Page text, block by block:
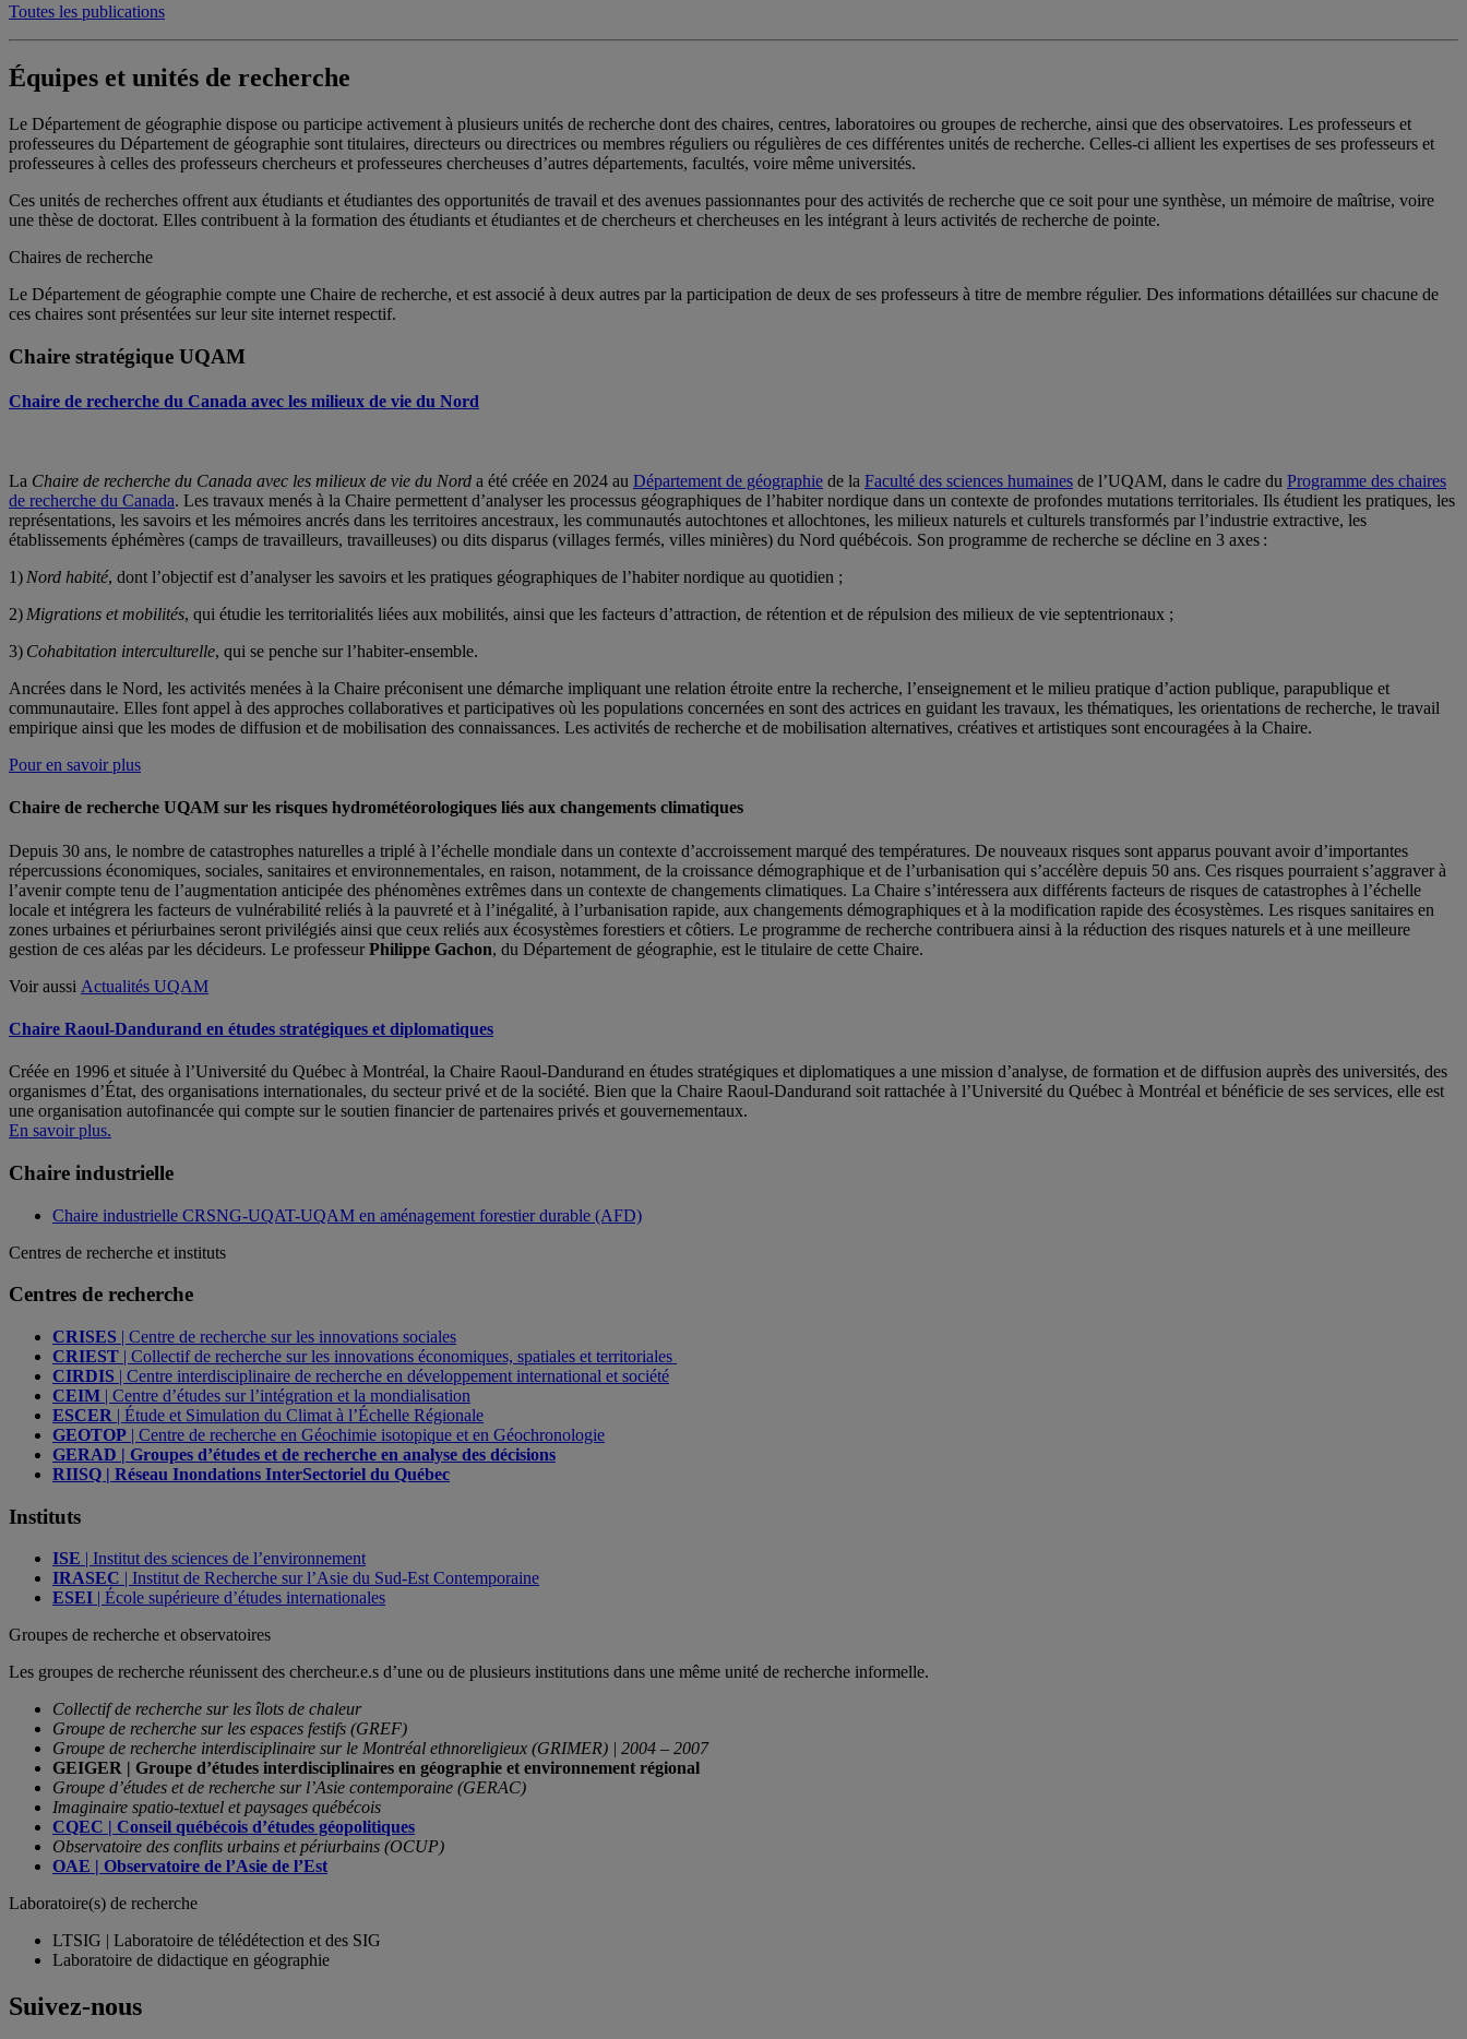
Toutes les publications
Équipes et unités de recherche
Le Département de géographie dispose ou participe activement à plusieurs unités de recherche dont des chaires, centres, laboratoires ou groupes de recherche, ainsi que des observatoires. Les professeurs et
professeures du Département de géographie sont titulaires, directeurs ou directrices ou membres réguliers ou régulières de ces différentes unités de recherche. Celles-ci allient les expertises de ses professeurs et
professeures à celles des professeurs chercheurs et professeures chercheuses d’autres départements, facultés, voire même universités.
Ces unités de recherches offrent aux étudiants et étudiantes des opportunités de travail et des avenues passionnantes pour des activités de recherche que ce soit pour une synthèse, un mémoire de maîtrise, voire
une thèse de doctorat. Elles contribuent à la formation des étudiants et étudiantes et de chercheurs et chercheuses en les intégrant à leurs activités de recherche de pointe.
Chaires de recherche
Le Département de géographie compte une Chaire de recherche, et est associé à deux autres par la participation de deux de ses professeurs à titre de membre régulier. Des informations détaillées sur chacune de
ces chaires sont présentées sur leur site internet respectif.
Chaire stratégique UQAM
Chaire de recherche du Canada avec les milieux de vie du Nord
La Chaire de recherche du Canada avec les milieux de vie du Nord a été créée en 2024 au Département de géographie de la Faculté des sciences humaines de l’UQAM, dans le cadre du Programme des chaires
de recherche du Canada. Les travaux menés à la Chaire permettent d’analyser les processus géographiques de l’habiter nordique dans un contexte de profondes mutations territoriales. Ils étudient les pratiques, les
représentations, les savoirs et les mémoires ancrés dans les territoires ancestraux, les communautés autochtones et allochtones, les milieux naturels et culturels transformés par l’industrie extractive, les
établissements éphémères (camps de travailleurs, travailleuses) ou dits disparus (villages fermés, villes minières) du Nord québécois. Son programme de recherche se décline en 3 axes :
1) Nord habité, dont l’objectif est d’analyser les savoirs et les pratiques géographiques de l’habiter nordique au quotidien ;
2) Migrations et mobilités, qui étudie les territorialités liées aux mobilités, ainsi que les facteurs d’attraction, de rétention et de répulsion des milieux de vie septentrionaux ;
3) Cohabitation interculturelle, qui se penche sur l’habiter-ensemble.
Ancrées dans le Nord, les activités menées à la Chaire préconisent une démarche impliquant une relation étroite entre la recherche, l’enseignement et le milieu pratique d’action publique, parapublique et
communautaire. Elles font appel à des approches collaboratives et participatives où les populations concernées en sont des actrices en guidant les travaux, les thématiques, les orientations de recherche, le travail
empirique ainsi que les modes de diffusion et de mobilisation des connaissances. Les activités de recherche et de mobilisation alternatives, créatives et artistiques sont encouragées à la Chaire.
Pour en savoir plus
Chaire de recherche UQAM sur les risques hydrométéorologiques liés aux changements climatiques
Depuis 30 ans, le nombre de catastrophes naturelles a triplé à l’échelle mondiale dans un contexte d’accroissement marqué des températures. De nouveaux risques sont apparus pouvant avoir d’importantes
répercussions économiques, sociales, sanitaires et environnementales, en raison, notamment, de la croissance démographique et de l’urbanisation qui s’accélère depuis 50 ans. Ces risques pourraient s’aggraver à
l’avenir compte tenu de l’augmentation anticipée des phénomènes extrêmes dans un contexte de changements climatiques. La Chaire s’intéressera aux différents facteurs de risques de catastrophes à l’échelle
locale et intégrera les facteurs de vulnérabilité reliés à la pauvreté et à l’inégalité, à l’urbanisation rapide, aux changements démographiques et à la modification rapide des écosystèmes. Les risques sanitaires en
zones urbaines et périurbaines seront privilégiés ainsi que ceux reliés aux écosystèmes forestiers et côtiers. Le programme de recherche contribuera ainsi à la réduction des risques naturels et à une meilleure
gestion de ces aléas par les décideurs. Le professeurPhilippe Gachon, du Département de géographie, est le titulaire de cette Chaire.
Voir aussi Actualités UQAM
Chaire Raoul-Dandurand en études stratégiques et diplomatiques
Créée en 1996 et située à l’Université du Québec à Montréal, la Chaire Raoul-Dandurand en études stratégiques et diplomatiques a une mission d’analyse, de formation et de diffusion auprès des universités, des
organismes d’État, des organisations internationales, du secteur privé et de la société. Bien que la Chaire Raoul-Dandurand soit rattachée à l’Université du Québec à Montréal et bénéficie de ses services, elle est
une organisation autofinancée qui compte sur le soutien financier de partenaires privés et gouvernementaux.
En savoir plus.
Chaire industrielle
Chaire industrielle CRSNG-UQAT-UQAM en aménagement forestier durable (AFD)
Centres de recherche et instituts
Centres de recherche
CRISES | Centre de recherche sur les innovations sociales
CRIEST | Collectif de recherche sur les innovations économiques, spatiales et territoriales
CIRDIS | Centre interdisciplinaire de recherche en développement international et société
CEIM | Centre d’études sur l’intégration et la mondialisation
ESCER | Étude et Simulation du Climat à l’Échelle Régionale
GEOTOP | Centre de recherche en Géochimie isotopique et en Géochronologie
GERAD | Groupes d’études et de recherche en analyse des décisions
RIISQ | Réseau Inondations InterSectoriel du Québec
Instituts
ISE | Institut des sciences de l’environnement
IRASEC | Institut de Recherche sur l’Asie du Sud-Est Contemporaine
ESEI | École supérieure d’études internationales
Groupes de recherche et observatoires
Les groupes de recherche réunissent des chercheur.e.s d’une ou de plusieurs institutions dans une même unité de recherche informelle.
Collectif de recherche sur les îlots de chaleur
Groupe de recherche sur les espaces festifs (GREF)
Groupe de recherche interdisciplinaire sur le Montréal ethnoreligieux (GRIMER) | 2004 – 2007
GEIGER | Groupe d’études interdisciplinaires en géographie et environnement régional
Groupe d’études et de recherche sur l’Asie contemporaine (GERAC)
Imaginaire spatio-textuel et paysages québécois
CQEC | Conseil québécois d’études géopolitiques
Observatoire des conflits urbains et périurbains (OCUP)
OAE | Observatoire de l’Asie de l’Est
Laboratoire(s) de recherche
LTSIG | Laboratoire de télédétection et des SIG
Laboratoire de didactique en géographie
Suivez-nous